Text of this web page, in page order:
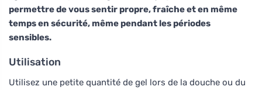
permettre de vous sentir propre, fraîche et en même
temps en sécurité, même pendant les périodes
sensibles.
Utilisation
Utilisez une petite quantité de gel lors de la douche ou du